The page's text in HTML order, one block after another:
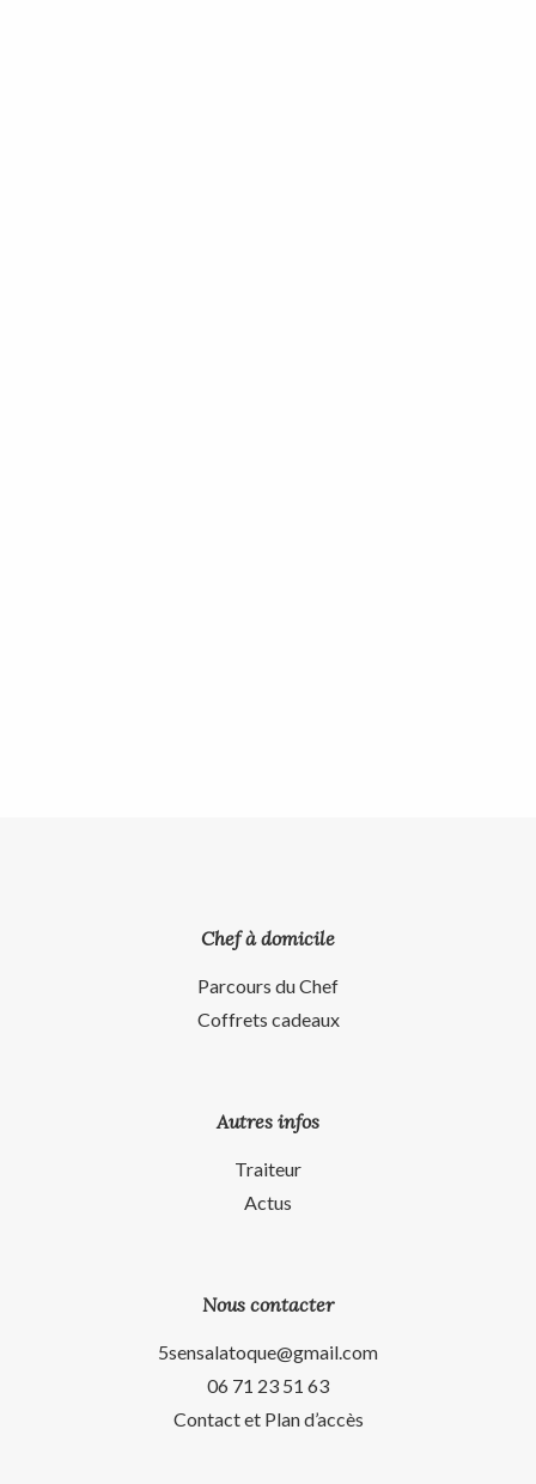
Chef à domicile
Parcours du Chef
Coffrets cadeaux
Autres infos
Traiteur
Actus
Nous contacter
5sensalatoque@gmail.com
06 71 23 51 63
Contact et Plan d’accès